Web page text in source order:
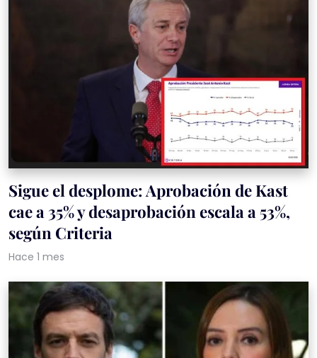
Sigue el desplome: Aprobación de Kast
cae a 35% y desaprobación escala a 53%,
según Criteria
Hace 1 mes